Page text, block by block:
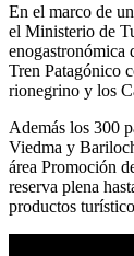
En el marco de
el Ministerio de
enogastronómica
Tren Patagónico
rionegrino y los
Además los 300
Viedma y
área Promoción
reserva plena
productos